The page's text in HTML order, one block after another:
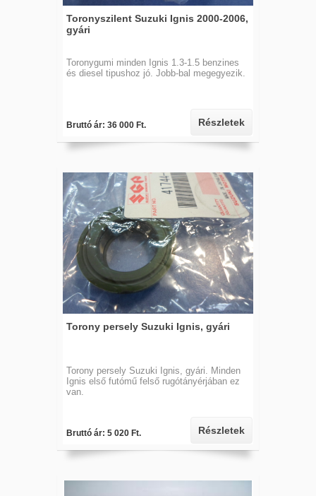
Toronyszilent Suzuki Ignis 2000-2006,
gyári
Toronygumi minden Ignis 1.3-1.5 benzines
és diesel tipushoz jó. Jobb-bal megegyezik.
Bruttó ár: 36 000 Ft. Részletek
Torony persely Suzuki Ignis, gyári
Torony persely Suzuki Ignis, gyári. Minden
Ignis első futómű felső rugótányérjában ez
van.
Bruttó ár: 5 020 Ft. Részletek